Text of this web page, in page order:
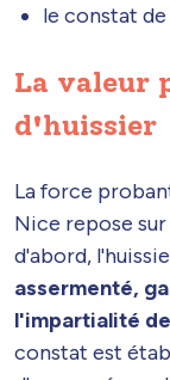
le constat
La valeur
d'huissier
La force
Nice repose
d'abord,
assermenté,
l'impartialité
constat est